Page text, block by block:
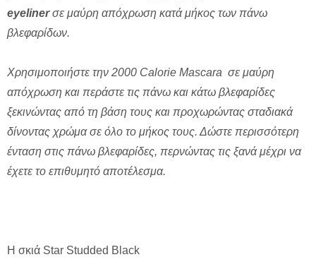
eyelinerσε μαύρη απόχρωση κατά μήκος των πάνω
βλεφαρίδων.
Χρησιμοποιήστε την 2000 Calorie Mascara σε μαύρη
απόχρωση και περάστε τις πάνω και κάτω βλεφαρίδες
ξεκινώντας από τη βάση τους και προχωρώντας σταδιακά
δίνοντας χρώμα σε όλο το μήκος τους. Δώστε περισσότερη
ένταση στις πάνω βλεφαρίδες, περνώντας τις ξανά μέχρι να
έχετε το επιθυμητό αποτέλεσμα.
Η σκιά Star Studded Black